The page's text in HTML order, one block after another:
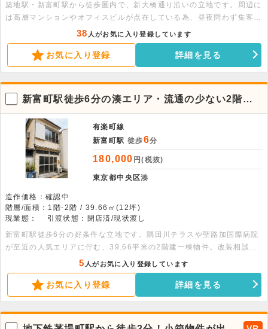
築地駅・新富町駅から徒歩圏内で、新大橋通り沿いの立地です。周辺に
は高層マンションやオフィスビルが点在している為、昼夜問わず集客の
期待できます。居抜き状態でのお引渡しとなる為、初期投資を抑えて出
店することが可能です。希望業態についてはお気軽にお問合せくださ
38 人がお気に入り登録しています
お気に入り登録 詳細を見る
新富町駅徒歩6分の湊エリア・流通の少ない2階建
一棟の店舗事務所
有楽町線
新富町駅 徒歩6分
180,000 円(税抜)
東京都中央区湊
造作価格：確認中
階層/面積：1階-2階 / 39.66㎡(12坪)
現業態：
引渡状態：閉店済/現状渡し
新富町駅徒歩6分の好条件な立地です。隅田川テラスや聖路加国際病院
が至近の人気エリアに佇む、39.66平米の2階建一棟物件。改装相談が
可能で、物販や事務所などご使用に合わせた幅広い業態に対応しま
す。 面積：各階19.83平米
5 人がお気に入り登録しています
お気に入り登録 詳細を見る